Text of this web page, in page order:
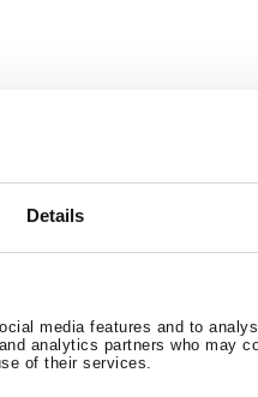
Details
media features and to
analytics partners who may
of their services.